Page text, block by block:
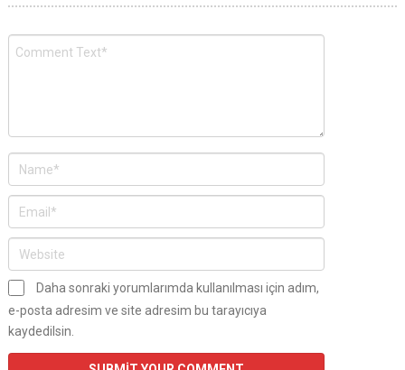
Daha sonraki yorumlarımda kullanılması için adım,
e-posta adresim ve site adresim bu tarayıcıya
kaydedilsin.